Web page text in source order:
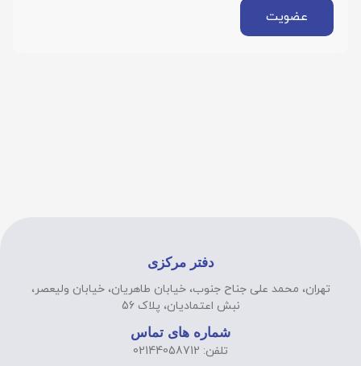
عضویت
دفتر مرکزی
تهران، محمد علی جناح جنوب، خیابان طاهریان، خیابان ولیعصر،
نبش اعتمادیان، پلاک 56
شماره های تماس
تلفن: 02144058712